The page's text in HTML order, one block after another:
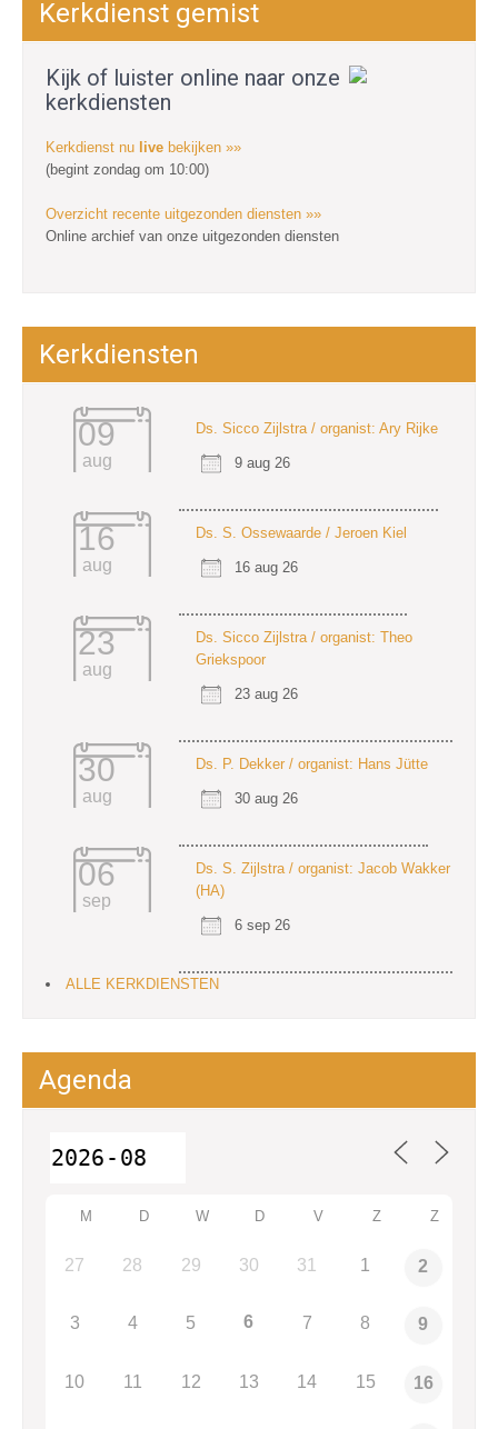
Kerkdienst gemist
Kijk of luister online naar onze
kerkdiensten
Kerkdienst nu live bekijken »»
(begint zondag om 10:00)
Overzicht recente uitgezonden diensten »»
Online archief van onze uitgezonden diensten
Kerkdiensten
09
aug
Ds. Sicco Zijlstra / organist: Ary Rijke
9 aug 26
16
aug
Ds. S. Ossewaarde / Jeroen Kiel
16 aug 26
23
aug
Ds. Sicco Zijlstra / organist: Theo
Griekspoor
23 aug 26
30
aug
Ds. P. Dekker / organist: Hans Jütte
30 aug 26
06
sep
Ds. S. Zijlstra / organist: Jacob Wakker
(HA)
6 sep 26
ALLE KERKDIENSTEN
Agenda
M D W D V Z Z
27 28 29 30 31 1 2
3 4 5 6 7 8 9
10 11 12 13 14 15 16